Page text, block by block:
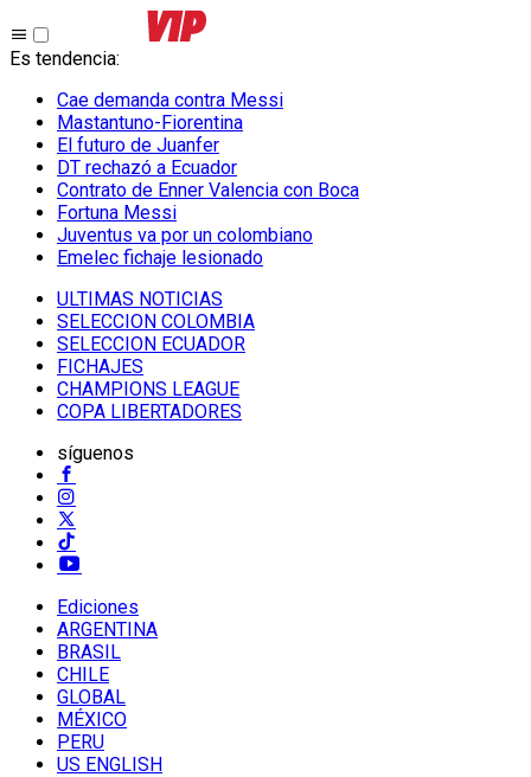
Es tendencia:
Cae demanda contra Messi
Mastantuno-Fiorentina
El futuro de Juanfer
DT rechazó a Ecuador
Contrato de Enner Valencia con Boca
Fortuna Messi
Juventus va por un colombiano
Emelec fichaje lesionado
ULTIMAS NOTICIAS
SELECCION COLOMBIA
SELECCION ECUADOR
FICHAJES
CHAMPIONS LEAGUE
COPA LIBERTADORES
síguenos
Ediciones
ARGENTINA
BRASIL
CHILE
GLOBAL
MÉXICO
PERU
US ENGLISH